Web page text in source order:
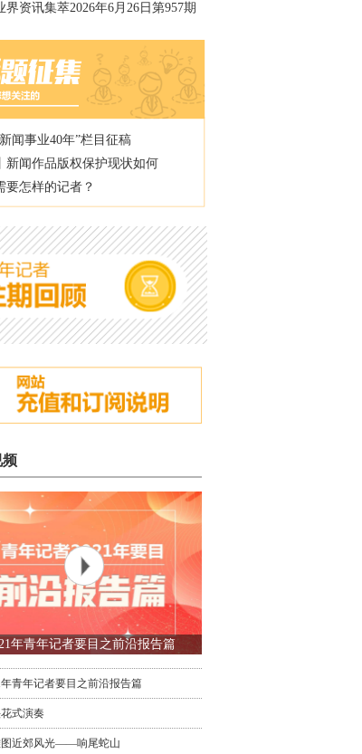
界资讯集萃2026年6月26日第957期
闻事业40年”栏目征稿
新闻作品版权保护现状如何
要怎样的记者？
频
年青年记者要目之前沿报告篇
年青年记者要目之前沿报告篇
式演奏
图近郊风光——响尾蛇山